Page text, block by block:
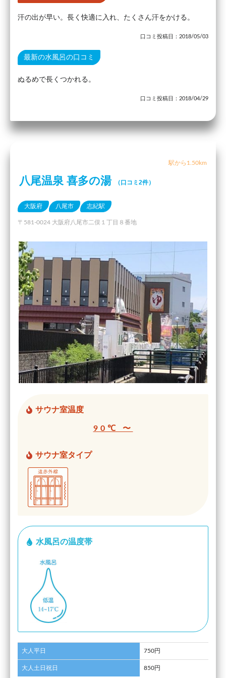
汗の出が早い。長く快適に入れ、たくさん汗をかける。
口コミ投稿日：2018/05/03
最新の水風呂の口コミ
ぬるめで長くつかれる。
口コミ投稿日：2018/04/29
駅から1.50km
八尾温泉 喜多の湯 （口コミ2件）
大阪府 八尾市 志紀駅
〒581-0024 大阪府八尾市二俣１丁目８番地
サウナ室温度
90℃ 〜
サウナ室タイプ
水風呂の温度帯
大人平日 750円
大人土日祝日 850円